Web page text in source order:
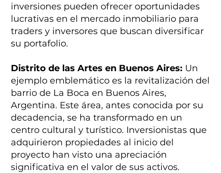
inversiones pueden ofrecer oportunidades
lucrativas en el mercado inmobiliario para
traders y inversores que buscan diversificar
su portafolio.
Distrito de las Artes en Buenos Aires: Un
ejemplo emblemático es la revitalización del
barrio de La Boca en Buenos Aires,
Argentina. Este área, antes conocida por su
decadencia, se ha transformado en un
centro cultural y turístico. Inversionistas que
adquirieron propiedades al inicio del
proyecto han visto una apreciación
significativa en el valor de sus activos.